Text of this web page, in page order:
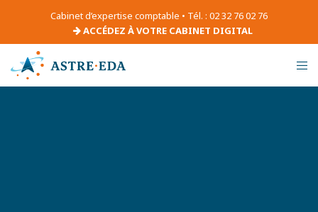
Cabinet d’expertise comptable • Tél. : 02 32 76 02 76
ACCÉDEZ À VOTRE CABINET DIGITAL